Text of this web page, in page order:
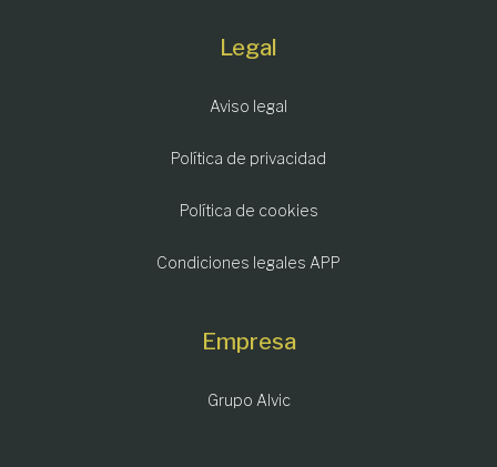
Legal
Aviso legal
Política de privacidad
Política de cookies
Condiciones legales APP
Empresa
Grupo Alvic